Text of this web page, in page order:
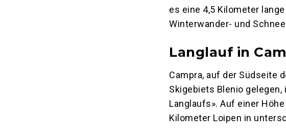
es eine 4,5 Kilometer
Winterwander- und
Langlauf in
Campra, auf der Südseite
Skigebiets Blenio
Langlaufs». Auf einer
Kilometer Loipen in